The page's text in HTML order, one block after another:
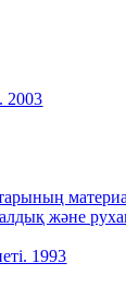
2003
және
1993